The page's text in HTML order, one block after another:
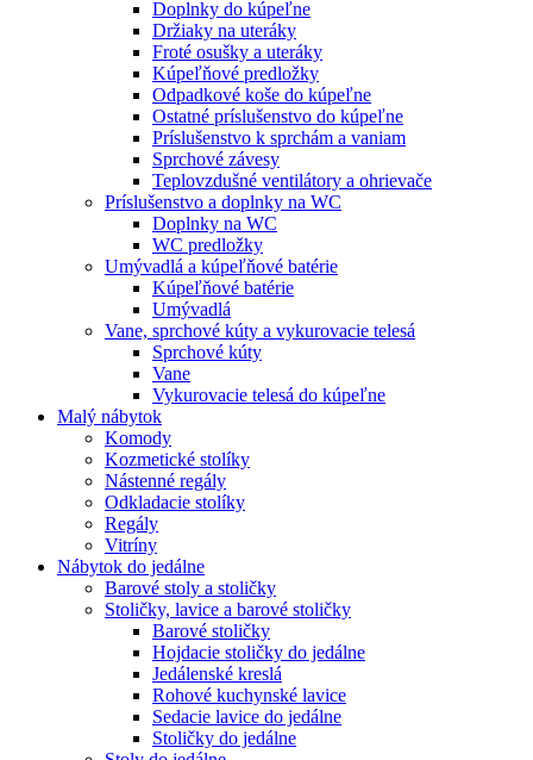
Doplnky do kúpeľne
Držiaky na uteráky
Froté osušky a uteráky
Kúpeľňové predložky
Odpadkové koše do kúpeľne
Ostatné príslušenstvo do kúpeľne
Príslušenstvo k sprchám a vaniam
Sprchové závesy
Teplovzdušné ventilátory a ohrievače
Príslušenstvo a doplnky na WC
Doplnky na WC
WC predložky
Umývadlá a kúpeľňové batérie
Kúpeľňové batérie
Umývadlá
Vane, sprchové kúty a vykurovacie telesá
Sprchové kúty
Vane
Vykurovacie telesá do kúpeľne
Malý nábytok
Komody
Kozmetické stolíky
Nástenné regály
Odkladacie stolíky
Regály
Vitríny
Nábytok do jedálne
Barové stoly a stoličky
Stoličky, lavice a barové stoličky
Barové stoličky
Hojdacie stoličky do jedálne
Jedálenské kreslá
Rohové kuchynské lavice
Sedacie lavice do jedálne
Stoličky do jedálne